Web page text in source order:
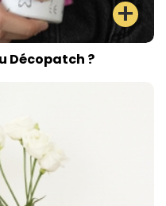
Décopatch ?